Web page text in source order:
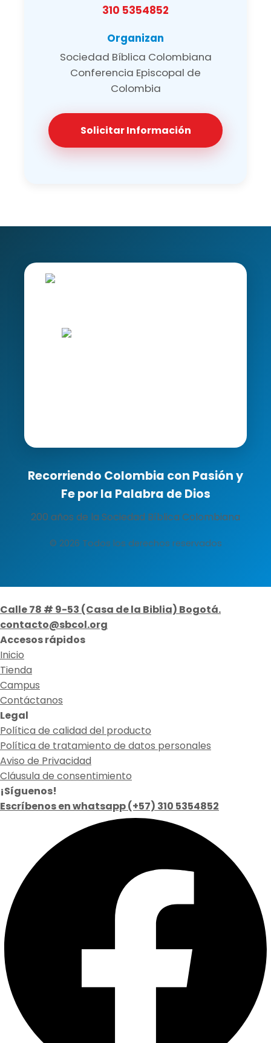
310 5354852
Organizan
Sociedad Bíblica Colombiana
Conferencia Episcopal de
Colombia
Solicitar Información
Recorriendo Colombia con Pasión y
Fe por la Palabra de Dios
200 años de la Sociedad Bíblica Colombiana
© 2026 Todos los derechos reservados
Calle 78 # 9-53 (Casa de la Biblia) Bogotá.
contacto@sbcol.org
Accesos rápidos
Inicio
Tienda
Campus
Contáctanos
Legal
Política de calidad del producto
Política de tratamiento de datos personales
Aviso de Privacidad
Cláusula de consentimiento
¡Síguenos!
Escríbenos en whatsapp (+57) 310 5354852